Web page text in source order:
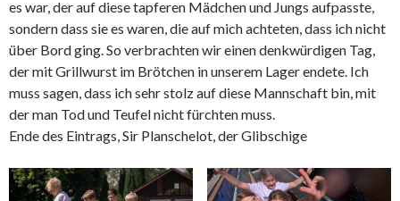
es war, der auf diese tapferen Mädchen und Jungs aufpasste,
sondern dass sie es waren, die auf mich achteten, dass ich nicht
über Bord ging. So verbrachten wir einen denkwürdigen Tag,
der mit Grillwurst im Brötchen in unserem Lager endete. Ich
muss sagen, dass ich sehr stolz auf diese Mannschaft bin, mit
der man Tod und Teufel nicht fürchten muss.
Ende des Eintrags, Sir Planschelot, der Glibschige